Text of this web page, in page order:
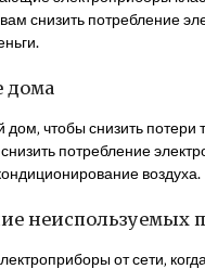
снизить потребление
дома
дом‚ чтобы снизить потери
потребление
воздуха.
неиспользуемых
от сети‚